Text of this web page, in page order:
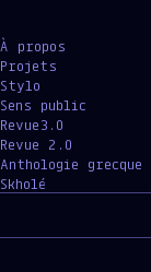
À propos
Projets
Stylo
Sens public
Revue3.0
Revue 2.0
Anthologie grecque
Skholé